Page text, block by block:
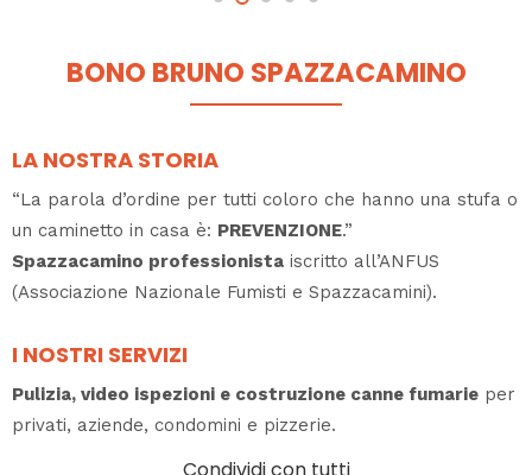
BONO BRUNO SPAZZACAMINO
LA NOSTRA STORIA
“La parola d’ordine per tutti coloro che hanno una stufa o
un caminetto in casa è: PREVENZIONE.”
Spazzacamino professionista iscritto all’ANFUS
(Associazione Nazionale Fumisti e Spazzacamini).
I NOSTRI SERVIZI
Pulizia, video ispezioni e costruzione canne fumarie per
privati, aziende, condomini e pizzerie.
Condividi con tutti